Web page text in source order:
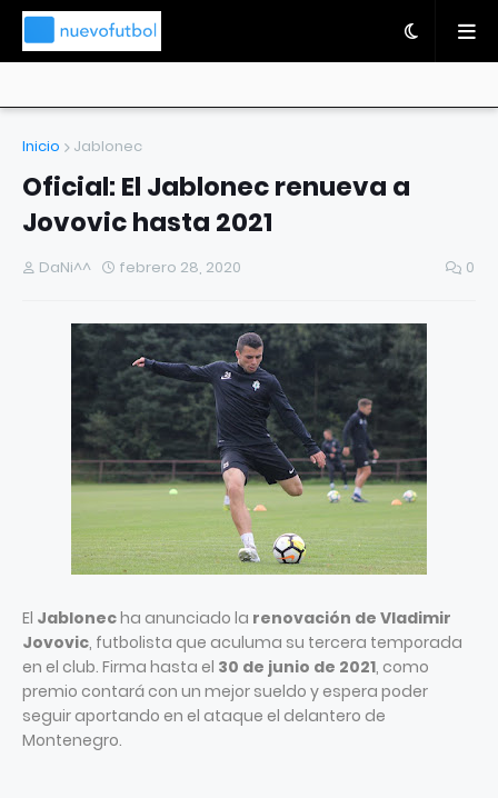
Inicio Jablonec
Oficial: El Jablonec renueva a
Jovovic hasta 2021
DaNi^^ febrero 28, 2020 0
El Jablonecha anunciado la renovación de Vladimir
Jovovic, futbolista que aculuma su tercera temporada
en el club. Firma hasta el 30 de junio de 2021, como
premio contará con un mejor sueldo y espera poder
seguir aportando en el ataque el delantero de
Montenegro.